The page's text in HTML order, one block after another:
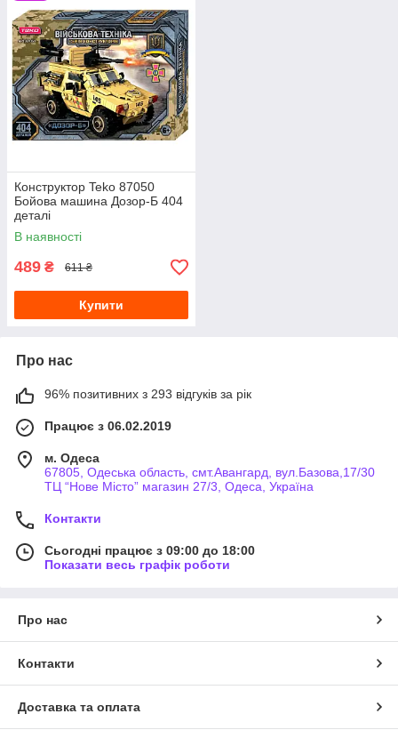
Конструктор Teko 87050
Бойова машина Дозор-Б 404
деталі
В наявності
489 ₴ 611 ₴
Купити
Про нас
96% позитивних з 293 відгуків за рік
Працює з 06.02.2019
м. Одеса
67805, Одеська область, смт.Авангард, вул.Базова,17/30
ТЦ “Нове Місто” магазин 27/3, Одеса, Україна
Контакти
Сьогодні працює з 09:00 до 18:00
Показати весь графік роботи
Про нас
Контакти
Доставка та оплата